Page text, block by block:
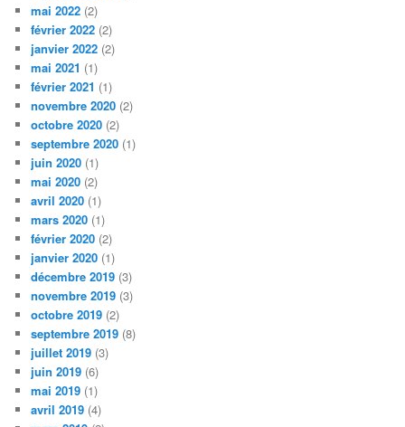
mai 2022 (2)
février 2022 (2)
janvier 2022 (2)
mai 2021 (1)
février 2021 (1)
novembre 2020 (2)
octobre 2020 (2)
septembre 2020 (1)
juin 2020 (1)
mai 2020 (2)
avril 2020 (1)
mars 2020 (1)
février 2020 (2)
janvier 2020 (1)
décembre 2019 (3)
novembre 2019 (3)
octobre 2019 (2)
septembre 2019 (8)
juillet 2019 (3)
juin 2019 (6)
mai 2019 (1)
avril 2019 (4)